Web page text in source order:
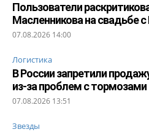
Пользователи
Масленникова на свадьбе
07.08.2026 14:00
Логистика
В России запретили
из-за проблем с тормозами
07.08.2026 13:51
Звезды